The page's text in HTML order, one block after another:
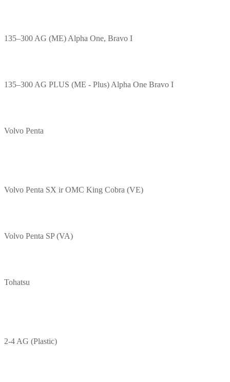
135–300 AG (ME) Alpha One, Bravo I
135–300 AG PLUS (ME - Plus) Alpha One Bravo I
Volvo Penta
Volvo Penta SX ir OMC King Cobra (VE)
Volvo Penta SP (VA)
Tohatsu
2-4 AG (Plastic)